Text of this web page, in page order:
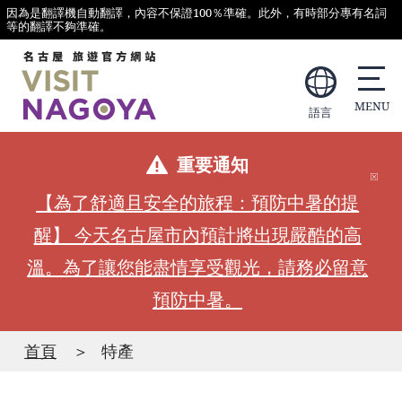
因為是翻譯機自動翻譯，內容不保證100％準確。此外，有時部分專有名詞
等的翻譯不夠準確。
語言
重要通知
【為了舒適且安全的旅程：預防中暑的提
醒】 今天名古屋市內預計將出現嚴酷的高
溫。為了讓您能盡情享受觀光，請務必留意
預防中暑。
首頁 特產